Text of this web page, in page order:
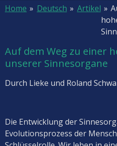
Home » Deutsch » Artikel »
Auf dem Weg zu einer
unserer Sinnesorgane
Durch Lieke und Roland
Die Entwicklung der
Evolutionsprozess der